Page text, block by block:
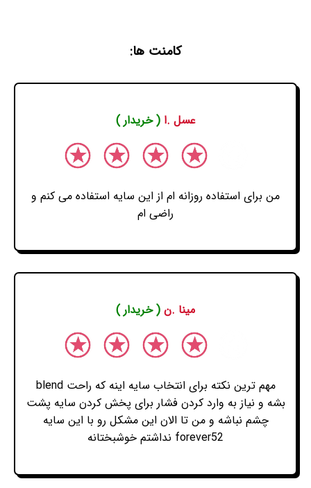
کامنت ها:
عسل .ا( خریدار )
من برای استفاده روزانه ام از این سایه استفاده می کنم و
راضی ام
مینا .ن ( خریدار )
مهم ترین نکته برای انتخاب سایه اینه که راحت blend
بشه و نیاز به وارد کردن فشار برای پخش کردن سایه پشت
چشم نباشه و من تا الان این مشکل رو با این سایه
forever52 نداشتم خوشبختانه